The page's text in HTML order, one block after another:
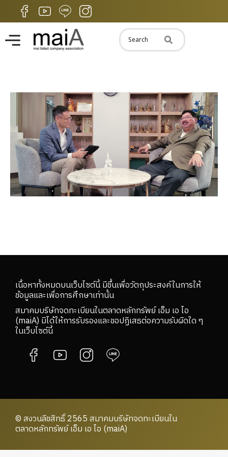
เนื้อหาทั้งหมดบนเว็บไซต์นี้ มีขึ้นเพื่อวัตถุประสงค์ในการให้
ข้อมูลและเพื่อการศึกษาเท่านั้น
สมาคมบริษัทจดทะเบียนในตลาดหลักทรัพย์ เอ็ม เอ ไอ
(maiA) มิได้ให้การรับรองและขอปฏิเสธต่อความรับผิดใด ๆ
ในเว็บไซต์นี้
© สงวนลิขสิทธิ์ 2565 สมาคมบริษัทจดทะเบียนใน
ตลาดหลักทรัพย์ เอ็ม เอ ไอ (maiA)